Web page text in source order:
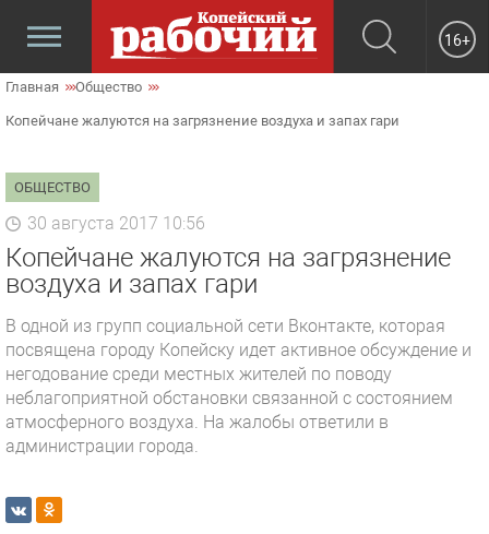
16+
Главная Общество
Копейчане жалуются на загрязнение воздуха и запах гари
ОБЩЕСТВО
30 августа 2017 10:56
Копейчане жалуются на загрязнение
воздуха и запах гари
В одной из групп социальной сети Вконтакте, которая
посвящена городу Копейску идет активное обсуждение и
негодование среди местных жителей по поводу
неблагоприятной обстановки связанной с состоянием
атмосферного воздуха. На жалобы ответили в
администрации города.